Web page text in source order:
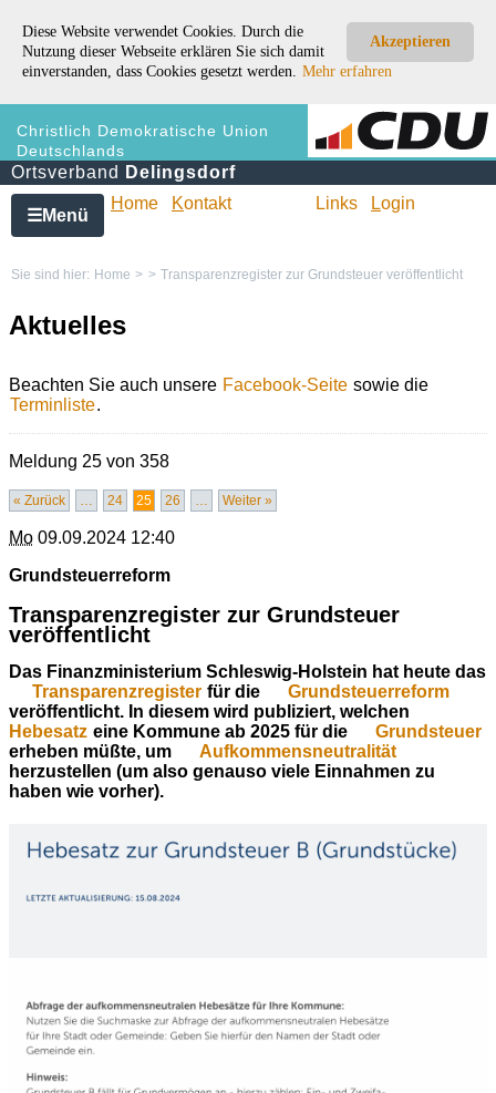
Akzeptieren
Diese Website verwendet Cookies. Durch die
Nutzung dieser Webseite erklären Sie sich damit
einverstanden, dass Cookies gesetzt werden. Mehr erfahren
Christlich Demokratische Union
Deutschlands
Ortsverband Delingsdorf
☰Menü
Home Kontakt Links Login
Sie sind hier: Home > > Transparenzregister zur Grundsteuer veröffentlicht
Aktuelles
Beachten Sie auch unsere Facebook-Seite sowie die
Terminliste.
Meldung 25 von 358
« Zurück … 24 25 26 … Weiter »
Mo 09.09.2024 12:40
Grundsteuerreform
Transparenzregister zur Grundsteuer
veröffentlicht
Das Finanzministerium Schleswig-Holstein hat heute das
Transparenzregister für die
Grundsteuerreform
veröffentlicht. In diesem wird publiziert, welchen
Hebesatz eine Kommune ab 2025 für die
Grundsteuer
erheben müßte, um
Aufkommensneutralität
herzustellen (um also genauso viele Einnahmen zu
haben wie vorher).